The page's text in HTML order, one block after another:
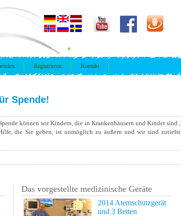
Registrieren Kontakt
Spende!
können wir Kindern, die in Krankenhäusern und Kinder sind ,
die Sie geben, ist unmöglich zu äußern und wir sind zutiefst
Das vorgestellte medizinische Geräte
2014 Atemschutzgerät
und 3 Betten